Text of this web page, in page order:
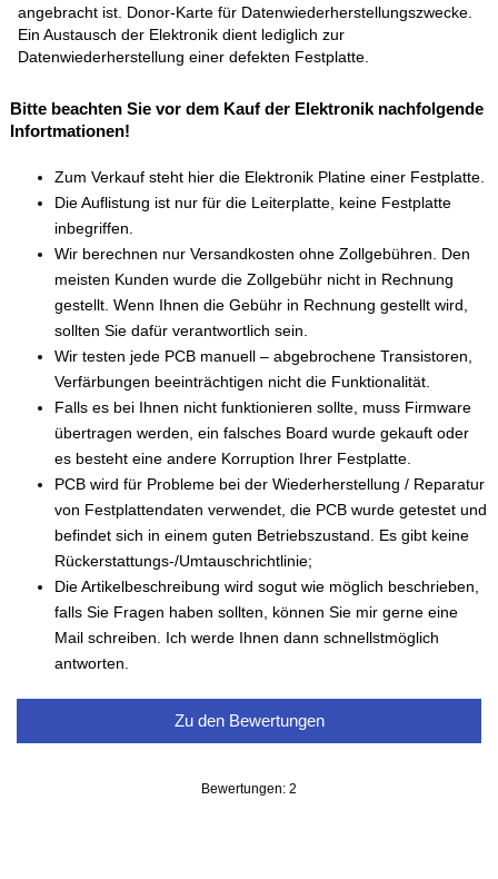
angebracht ist. Donor-Karte für Datenwiederherstellungszwecke.
Ein Austausch der Elektronik dient lediglich zur
Datenwiederherstellung einer defekten Festplatte.
Bitte beachten Sie vor dem Kauf der Elektronik nachfolgende
Infortmationen!
Zum Verkauf steht hier die Elektronik Platine einer Festplatte.
Die Auflistung ist nur für die Leiterplatte, keine Festplatte
inbegriffen.
Wir berechnen nur Versandkosten ohne Zollgebühren. Den
meisten Kunden wurde die Zollgebühr nicht in Rechnung
gestellt. Wenn Ihnen die Gebühr in Rechnung gestellt wird,
sollten Sie dafür verantwortlich sein.
Wir testen jede PCB manuell – abgebrochene Transistoren,
Verfärbungen beeinträchtigen nicht die Funktionalität.
Falls es bei Ihnen nicht funktionieren sollte, muss Firmware
übertragen werden, ein falsches Board wurde gekauft oder
es besteht eine andere Korruption Ihrer Festplatte.
PCB wird für Probleme bei der Wiederherstellung / Reparatur
von Festplattendaten verwendet, die PCB wurde getestet und
befindet sich in einem guten Betriebszustand. Es gibt keine
Rückerstattungs-/Umtauschrichtlinie;
Die Artikelbeschreibung wird sogut wie möglich beschrieben,
falls Sie Fragen haben sollten, können Sie mir gerne eine
Mail schreiben. Ich werde Ihnen dann schnellstmöglich
antworten.
Zu den Bewertungen
Bewertungen: 2